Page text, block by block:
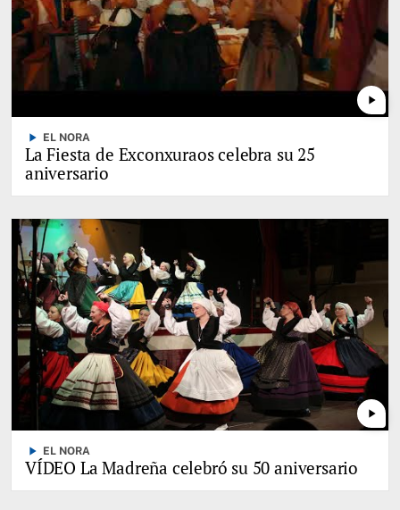
play_arrow
play_arrow EL NORA
La Fiesta de Exconxuraos celebra su 25
aniversario
play_arrow
play_arrow EL NORA
VÍDEO La Madreña celebró su 50 aniversario